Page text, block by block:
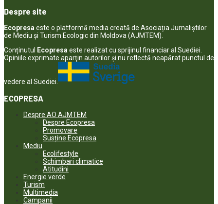
Despre site
Ecopresaeste o platformă media creată de Asociația Jurnaliștilor
de Mediu și Turism Ecologic din Moldova (AJMTEM).
Conținutul
Ecopresaeste realizat cu sprijinul financiar al Suediei.
Opiniile exprimate aparţin autorilor şi nu reflectă neapărat punctul de
vedere al Suediei.
ECOPRESA
Despre AO AJMTEM
Despre Ecopresa
Promovare
Susține Ecopresa
Mediu
Ecolifestyle
Schimbari climatice
Atitudini
Energie verde
Turism
Multimedia
Campanii